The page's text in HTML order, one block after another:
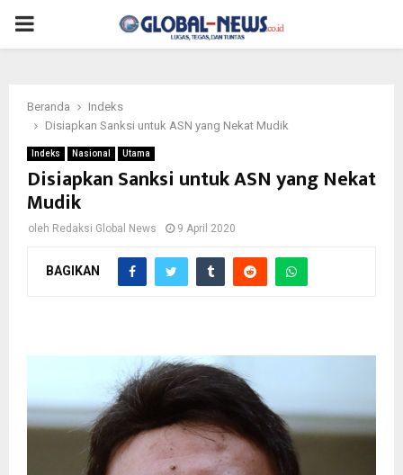
PRIMARY
Beranda
Indeks
Disiapkan Sanksi untuk ASN yang Nekat Mudik
Indeks Nasional Utama
Disiapkan Sanksi untuk ASN yang Nekat
Mudik
oleh Redaksi Global News 9 April 2020
BAGIKAN